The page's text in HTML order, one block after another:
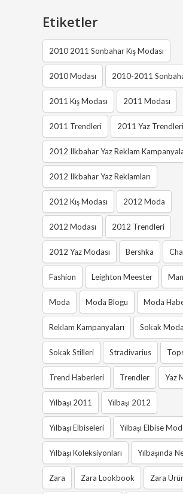
Etiketler
2010 2011 Sonbahar Kış Modası
2010 Modası 2010-2011
2011 Kış Modası 2011 Modası
2011 Trendleri 2011 Yaz Trendleri
2012 Ilkbahar Yaz Reklam
2012 Ilkbahar Yaz Reklamları
2012 Kış Modası 2012 Moda
2012 Modası 2012 Trendleri
2012 Yaz Modası Bershka
Fashion Leighton Meester
Moda Moda Blogu Moda
Reklam Kampanyaları Sokak
Sokak Stilleri Stradivarius
Trend Haberleri Trendler Yaz
Yılbaşı 2011 Yılbaşı 2012
Yılbaşı Elbiseleri Yılbaşı Elbise
Yılbaşı Koleksiyonları Yılbaşında
Zara Zara Lookbook Zara